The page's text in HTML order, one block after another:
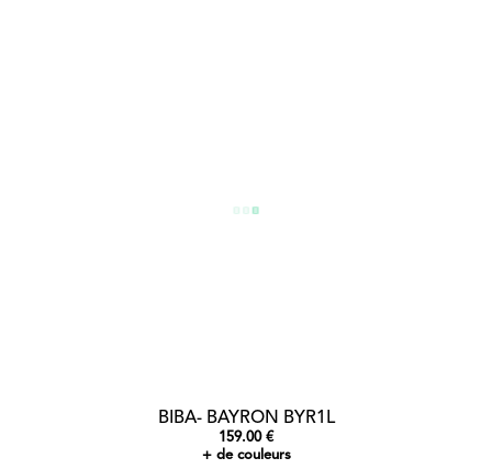
BIBA- BAYRON BYR1L
159.00 €
+ de couleurs